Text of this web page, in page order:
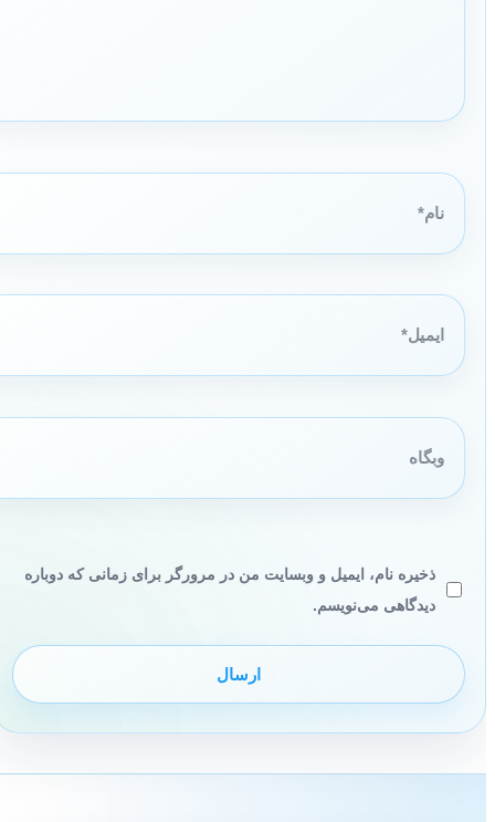
نام*
ایمیل*
وبگاه
ذخیره نام، ایمیل و وبسایت من در مرورگر برای زمانی که دوباره
دیدگاهی می‌نویسم.